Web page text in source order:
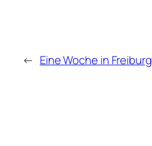
← Eine Woche in Freiburg